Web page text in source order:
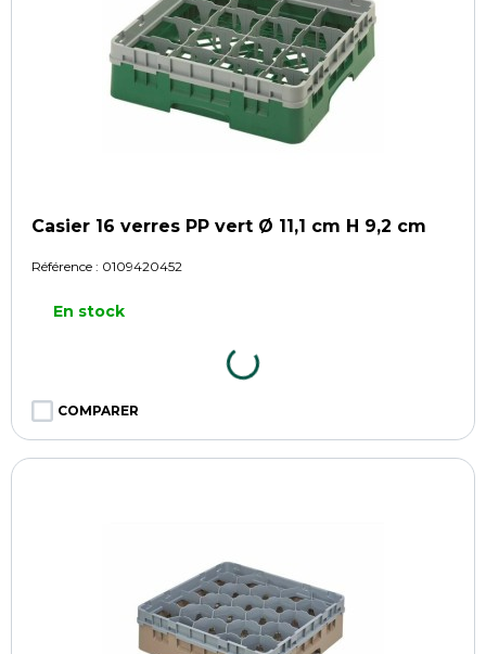
Casier 16 verres PP vert Ø 11,1 cm H 9,2 cm
Référence : 0109420452
En stock
COMPARER